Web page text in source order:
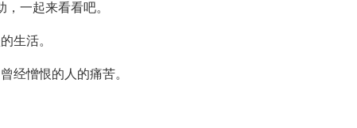
一起来看看吧。
生活。
经憎恨的人的痛苦。